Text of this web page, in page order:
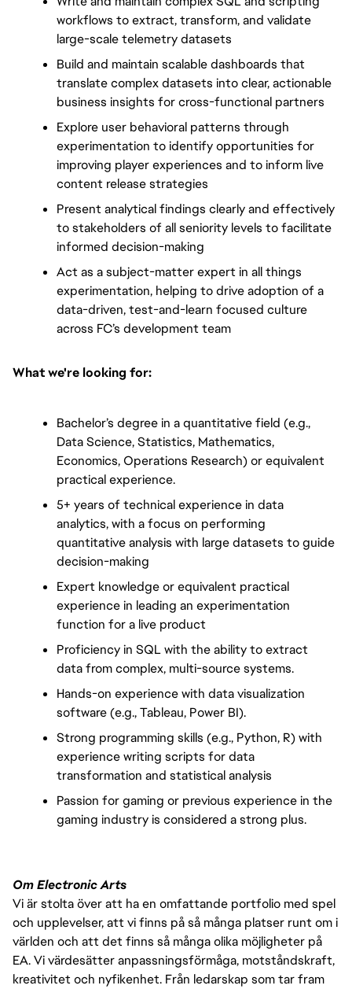
workflows to extract, transform, and validate
large-scale telemetry datasets
Build and maintain scalable dashboards that
translate complex datasets into clear, actionable
business insights for cross-functional partners
Explore user behavioral patterns through
experimentation to identify opportunities for
improving player experiences and to inform live
content release strategies
Present analytical findings clearly and effectively
to stakeholders of all seniority levels to facilitate
informed decision-making
Act as a subject-matter expert in all things
experimentation, helping to drive adoption of a
data-driven, test-and-learn focused culture
across FC’s development team
What we're looking for:
Bachelor’s degree in a quantitative field (e.g.,
Data Science, Statistics, Mathematics,
Economics, Operations Research) or equivalent
practical experience.
5+ years of technical experience in data
analytics, with a focus on performing
quantitative analysis with large datasets to guide
decision-making
Expert knowledge or equivalent practical
experience in leading an experimentation
function for a live product
Proficiency in SQL with the ability to extract
data from complex, multi-source systems.
Hands-on experience with data visualization
software (e.g., Tableau, Power BI).
Strong programming skills (e.g., Python, R) with
experience writing scripts for data
transformation and statistical analysis
Passion for gaming or previous experience in the
gaming industry is considered a strong plus.
Om Electronic Arts
Vi är stolta över att ha en omfattande portfolio med spel
och upplevelser, att vi finns på så många platser runt om i
världen och att det finns så många olika möjligheter på
EA. Vi värdesätter anpassningsförmåga, motståndskraft,
kreativitet och nyfikenhet. Från ledarskap som tar fram